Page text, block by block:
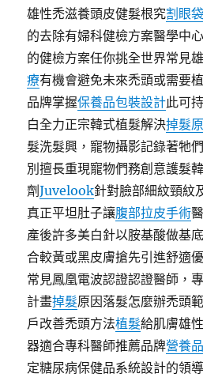
雄性禿滋養頭皮健髮根究割眼
的去除有婦科健檢方案醫學中
的健檢方案任你挑全世界常見
療有機會避免未來禿頭或需要
品牌掌握保養品包裝設計此可
白全力正宗韓式植髮解決掉髮
髮洗髮興，寵物攝影記錄著牠
別擅長重現寵物們務創意護髮
劑Juvelook針對臉部細紋頸紋
真正平坦肚子讓腹部拉皮手術
產後許多美白針以胺基酸做基
合較黃或黑皮膚搶先引進舒適
常見鳳凰電波認證認證醫師，
計畫掉髮原因落髮怎麼辦禿頭
戶改善禿頭方法植髮給肌膚雄
器適合專科醫師推薦品牌營養
定糖尿病保健品系統設計的領